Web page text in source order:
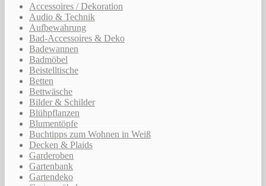
Accessoires / Dekoration
Audio & Technik
Aufbewahrung
Bad-Accessoires & Deko
Badewannen
Badmöbel
Beistelltische
Betten
Bettwäsche
Bilder & Schilder
Blühpflanzen
Blumentöpfe
Buchtipps zum Wohnen in Weiß
Decken & Plaids
Garderoben
Gartenbank
Gartendeko